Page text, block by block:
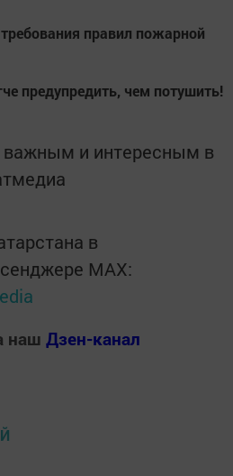
правил пожарной
предупредить, чем потушить!
и интересным в
в
MАХ:
наш Дзен-канал